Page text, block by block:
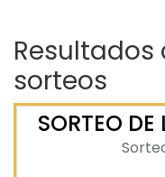
sorteos
SORTEO